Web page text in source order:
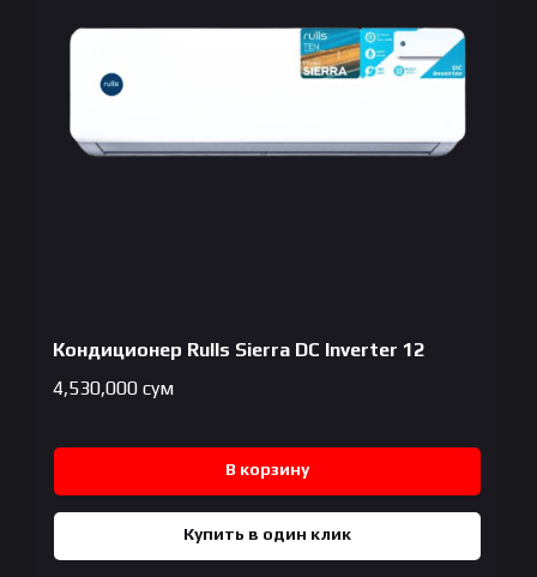
Кондиционер Rulls Sierra DC Inverter 12
4,530,000 сум
В корзину
Купить в один клик